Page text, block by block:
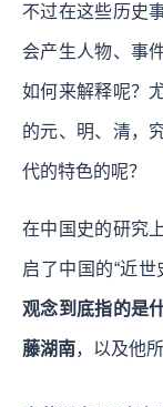
不过在这些历史
会产生人物、事
如何来解释呢？
的元、明、清，
代的特色的呢？
在中国史的研究
启了中国的“近世
观念到底指的是
藤湖南，以及他